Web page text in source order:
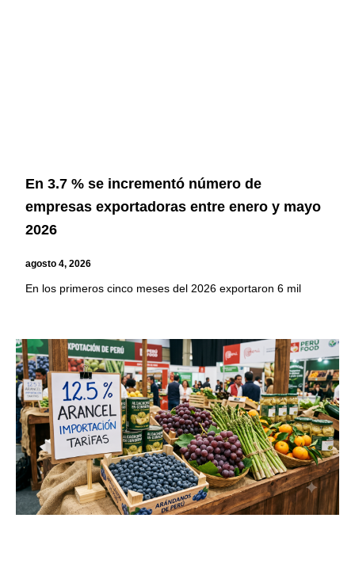
En 3.7 % se incrementó número de
empresas exportadoras entre enero y mayo
2026
agosto 4, 2026
En los primeros cinco meses del 2026 exportaron 6 mil